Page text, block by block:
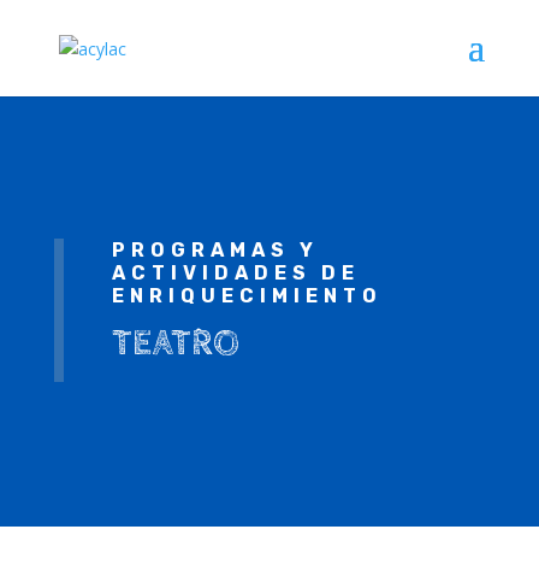
PROGRAMAS Y
ACTIVIDADES DE
ENRIQUECIMIENTO
TEATRO